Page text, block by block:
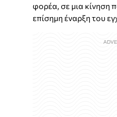
φορέα, σε μια κίνηση
επίσημη έναρξη του